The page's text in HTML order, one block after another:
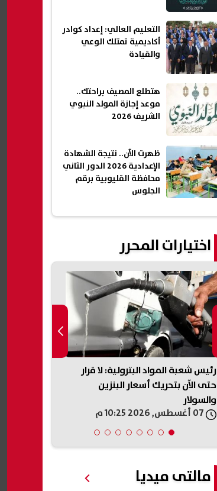
التعليم العالي: إعداد كوادر
أكاديمية تمتلك الوعي
والقيادة
هتطلع المصيف براحتك..
موعد إجازة المولد النبوي
الشريف 2026
ظهرت الآن.. نتيجة الشهادة
الإعدادية 2026 الدور الثاني
محافظة القليوبية برقم
الجلوس
اختيارات المحرر
رئيس شعبة المواد البترولية: لا قرار
حتى الآن بتحريك أسعار البنزين
والسولار
مالتى ميديا